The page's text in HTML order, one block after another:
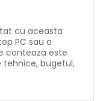
cu aceasta
PC sau o
conteaza este
tehnice, bugetul,